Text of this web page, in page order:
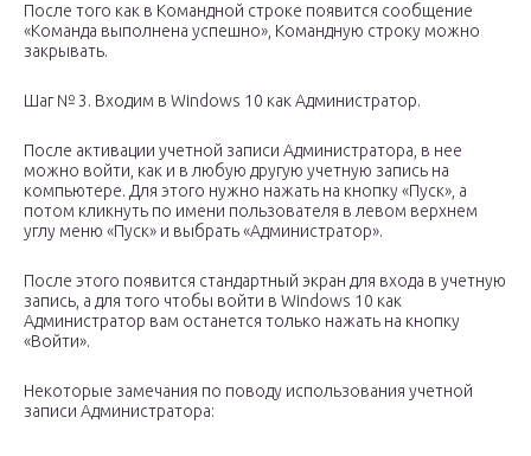
После того как в Командной строке появится сообщение
«Команда выполнена успешно», Командную строку можно
закрывать.
Шаг № 3. Входим в Windows 10 как Администратор.
После активации учетной записи Администратора, в нее
можно войти, как и в любую другую учетную запись на
компьютере. Для этого нужно нажать на кнопку «Пуск», а
потом кликнуть по имени пользователя в левом верхнем
углу меню «Пуск» и выбрать «Администратор».
После этого появится стандартный экран для входа в учетную
запись, а для того чтобы войти в Windows 10 как
Администратор вам останется только нажать на кнопку
«Войти».
Некоторые замечания по поводу использования учетной
записи Администратора: